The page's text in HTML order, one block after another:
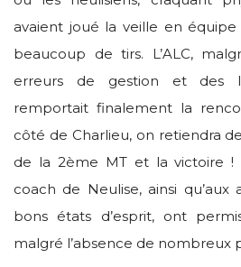
avaient joué la veille en
beaucoup de tirs. L’ALC,
erreurs de gestion et des
remportait finalement la
côté de Charlieu, on retiendra
de la 2ème MT et la victoire !
coach de Neulise, ainsi qu’aux
bons états d’esprit, ont
malgré l’absence de nombreux